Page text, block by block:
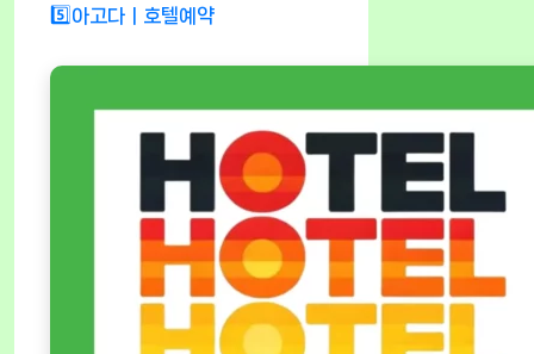
5️⃣아고다ㅣ호텔예약